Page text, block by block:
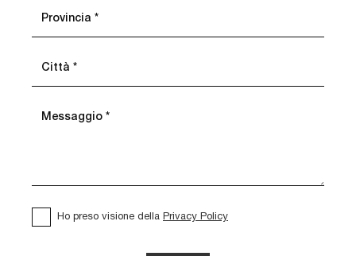
Ho preso visione della Privacy Policy